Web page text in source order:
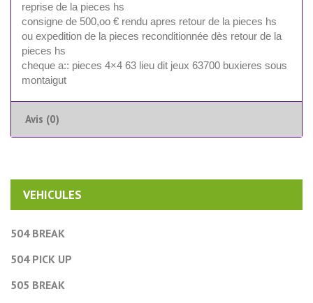
reprise de la pieces hs
consigne de 500,oo € rendu apres retour de la pieces hs
ou expedition de la pieces reconditionnée dès retour de la
pieces hs
cheque a:: pieces 4×4 63 lieu dit jeux 63700 buxieres sous
montaigut
Avis (0)
VEHICULES
504 BREAK
504 PICK UP
505 BREAK